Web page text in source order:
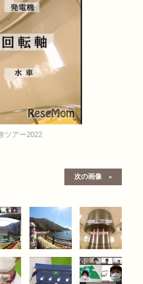
ツアー2022
次の画像